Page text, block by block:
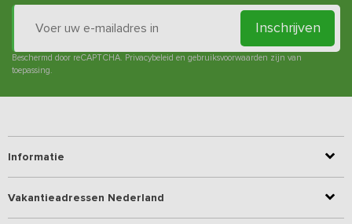
Inschrijven
Beschermd door reCAPTCHA. Privacybeleid en gebruiksvoorwaarden zijn van
toepassing.
Informatie
Vakantieadressen Nederland